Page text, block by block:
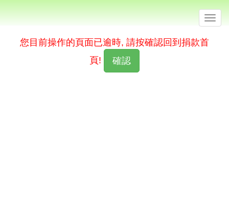
您目前操作的頁面已逾時, 請按確認回到捐款首
頁!